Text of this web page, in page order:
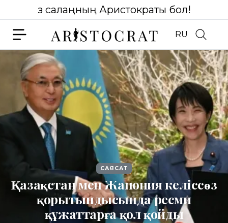
Өз салаңның Аристократы бол!
RU
САЯСАТ
Қазақстан мен Жапония келіссөз
қорытындысында ресми
құжаттарға қол қойды